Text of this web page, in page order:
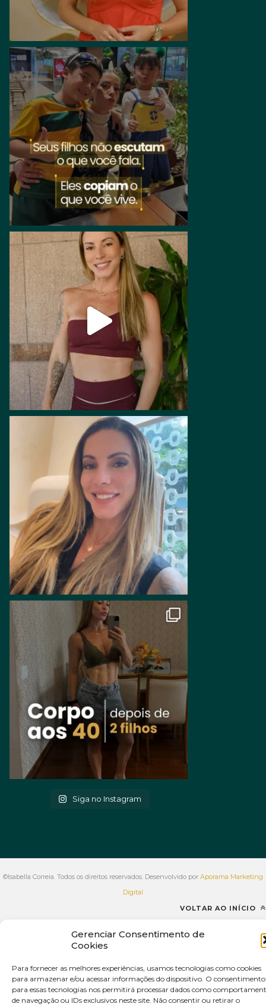
Gerenciar Consentimento de
Cookies
Para fornecer as melhores experiências, usamos tecnologias como cookies
para armazenar e/ou acessar informações do dispositivo. O consentimento
para essas tecnologias nos permitirá processar dados como
de navegação ou IDs exclusivos neste site. Não consentir ou retirar o
Siga no Instagram
©Isabella Correia. Todos os direitos reservados. Desenvolvido por Aporama Marketing
Digital
VOLTAR AO INÍCIO